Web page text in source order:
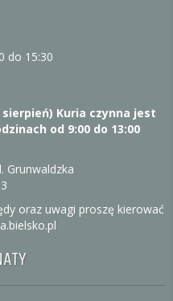
do 15:30
Kuria czynna jest
od 9:00 do 13:00
Grunwaldzka
oraz uwagi proszę kierować